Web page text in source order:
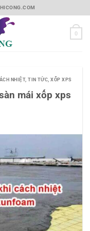
0
NHIỆT,TIN TỨC ,XỐP XPS
mái xốp xps